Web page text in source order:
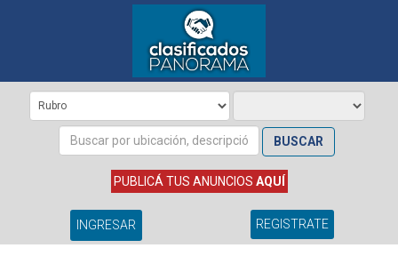
BUSCAR
PUBLICÁ TUS ANUNCIOS AQUÍ
INGRESAR REGISTRATE